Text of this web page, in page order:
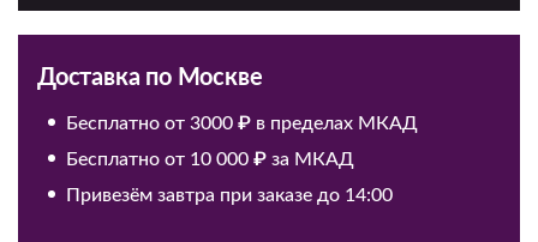
Доставка по Москве
Бесплатно от 3000 ₽ в пределах МКАД
Бесплатно от 10 000 ₽ за МКАД
Привезём завтра при заказе до 14:00